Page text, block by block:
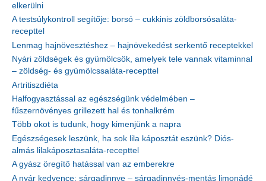
elkerülni
A testsúlykontroll segítője: borsó – cukkinis zöldborsósaláta-
recepttel
Lenmag hajnövesztéshez – hajnövekedést serkentő receptekkel
Nyári zöldségek és gyümölcsök, amelyek tele vannak vitaminnal
– zöldség- és gyümölcssaláta-recepttel
Artritiszdiéta
Halfogyasztással az egészségünk védelmében –
fűszernövényes grillezett hal és tonhalkrém
Több okot is tudunk, hogy kimenjünk a napra
Egészségesek leszünk, ha sok lila káposztát eszünk? Diós-
almás lilakáposztasaláta-recepttel
A gyász öregítő hatással van az emberekre
A nyár kedvence: sárgadinnye – sárgadinnyés-mentás limonádé